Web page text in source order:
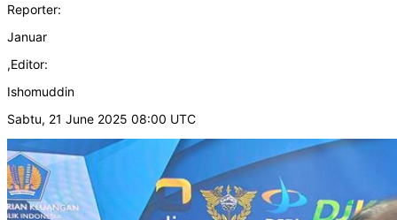
Reporter:
Januar
,Editor:
Ishomuddin
Sabtu, 21 June 2025 08:00 UTC